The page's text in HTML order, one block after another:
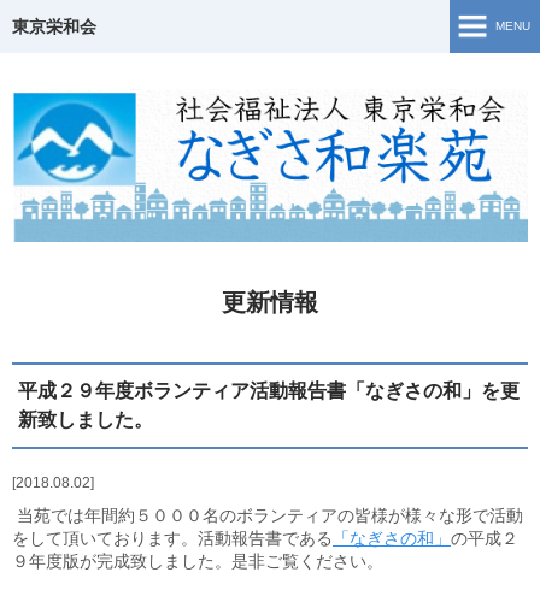
東京栄和会 MENU
介護保険事業
ご相談窓口・支援事業
生活・活動の様子
地域共生
Topics
更新情報
更新情報
2018.08.02
平成２９年度ボランティア活動報告書「なぎさの和」を更
新致しました。
当苑では年間約５０００名のボランティアの皆様が様々な形で活動
をして頂いております。活動報告書である
「なぎさの和」 の平成２
９年度版が完成致しました。是非ご覧ください。